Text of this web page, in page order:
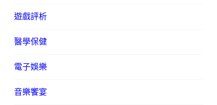
遊戲評析
醫學保健
電子娛樂
音樂饗宴